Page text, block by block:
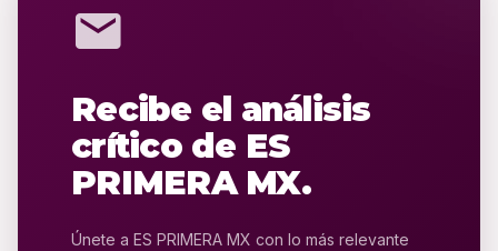
mail
Recibe el análisis
crítico de ES
PRIMERA MX.
Únete a ES PRIMERA MX con lo más relevante